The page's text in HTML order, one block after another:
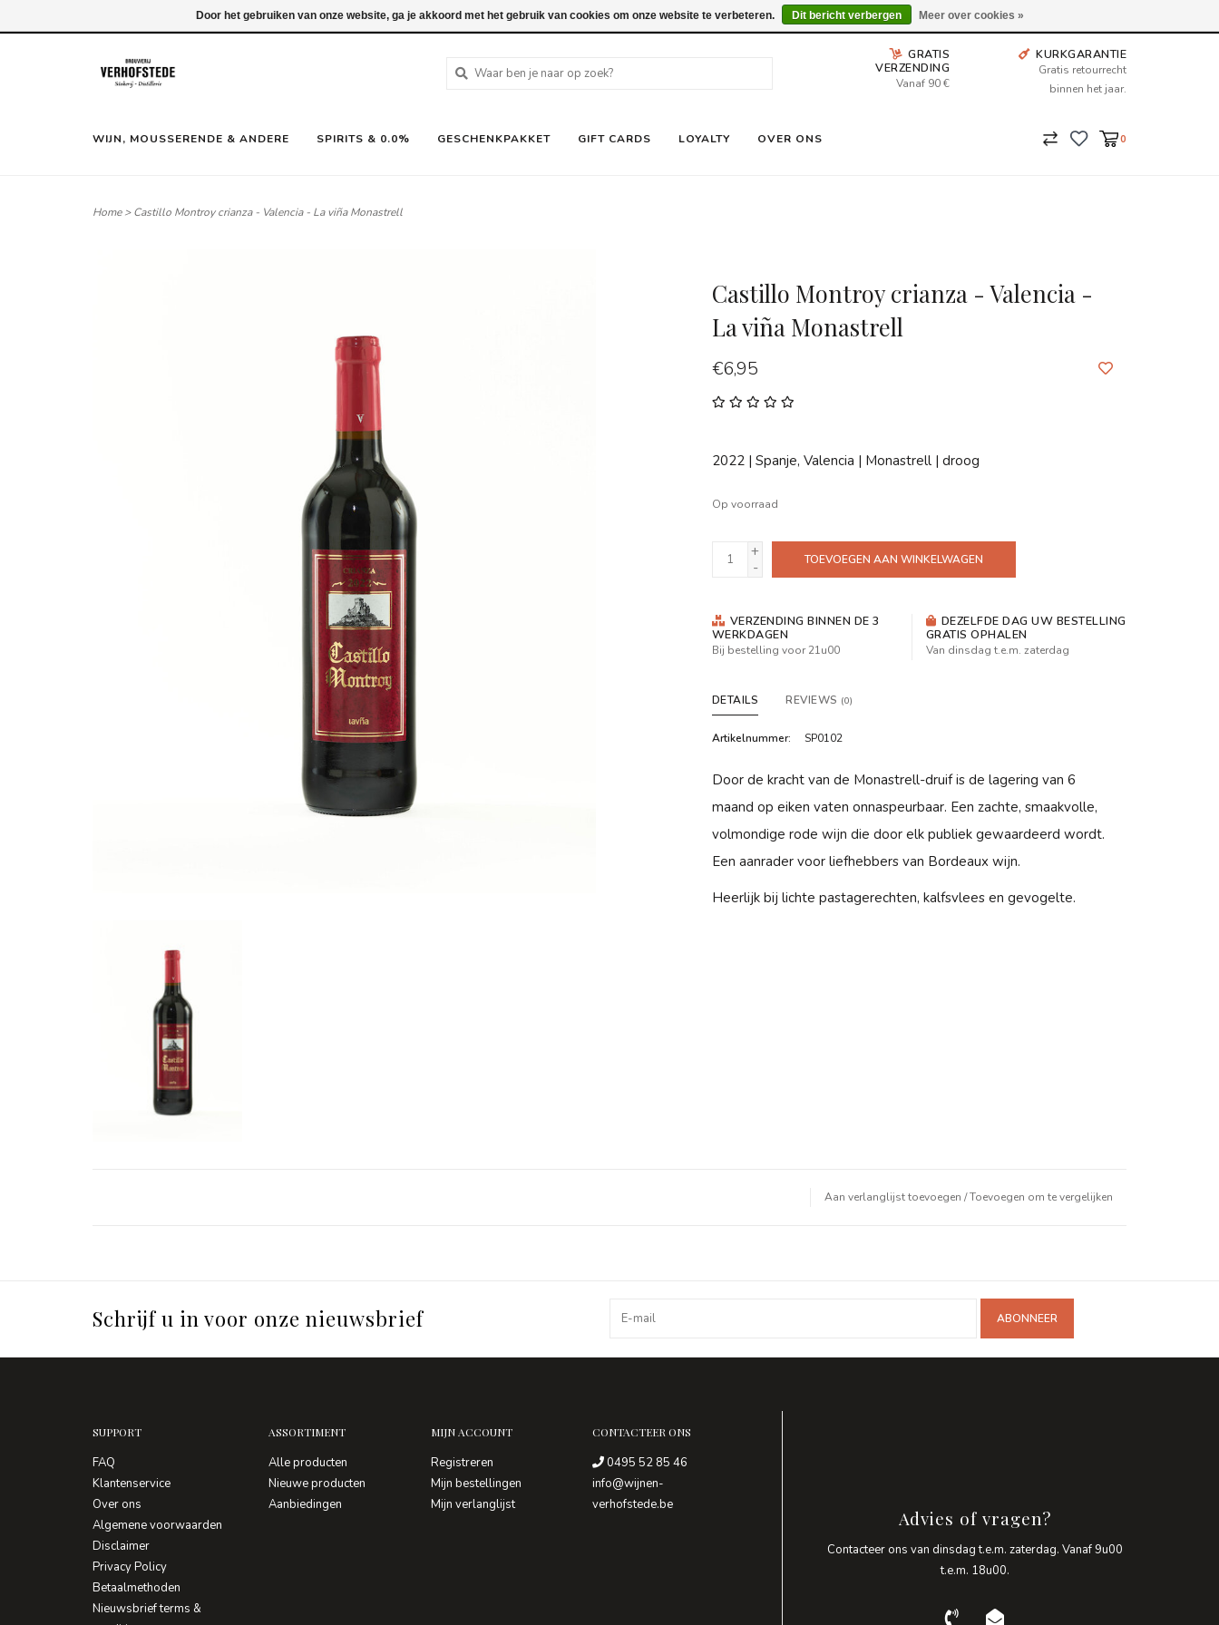
Wij leveren tot aan uw deur. Afhalen is mogelijk.
GRATIS
VERZENDING
Vanaf 90 €
KURKGARANTIE
Gratis retourrecht
binnen het jaar.
WIJN, MOUSSERENDE & ANDERE SPIRITS & 0.0% GESCHENKPAKKET GIFT CARDS LOYALTY OVER ONS 0
Home>Castillo Montroy crianza - Valencia - La viña Monastrell
Castillo Montroy crianza - Valencia -
La viña Monastrell
€6,95
2022 | Spanje, Valencia | Monastrell | droog
Op voorraad
+
-
TOEVOEGEN AAN WINKELWAGEN
VERZENDING BINNEN DE 3
WERKDAGEN
Bij bestelling voor 21u00
DEZELFDE DAG UW BESTELLING
GRATIS OPHALEN
Van dinsdag t.e.m. zaterdag
DETAILS REVIEWS (0)
Artikelnummer: SP0102
Door de kracht van de Monastrell-druif is de lagering van 6
maand op eiken vaten onnaspeurbaar. Een zachte, smaakvolle,
volmondige rode wijn die door elk publiek gewaardeerd wordt.
Een aanrader voor liefhebbers van Bordeaux wijn.
Heerlijk bij lichte pastagerechten, kalfsvlees en gevogelte.
Aan verlanglijst toevoegen /Toevoegen om te vergelijken
Schrijf u in voor onze nieuwsbrief ABONNEER
SUPPORT
FAQ
Klantenservice
Over ons
Algemene voorwaarden
Disclaimer
Privacy Policy
Betaalmethoden
Nieuwsbrief terms &
ASSORTIMENT
Alle producten
Nieuwe producten
Aanbiedingen
MIJN ACCOUNT
Registreren
Mijn bestellingen
Mijn verlanglijst
CONTACTEER ONS
0495 52 85 46
info@wijnen-
verhofstede.be
Advies of vragen?
Contacteer ons van dinsdag t.e.m. zaterdag. Vanaf 9u00
t.e.m. 18u00.
Door het gebruiken van onze website, ga je akkoord met het gebruik van cookies om onze website te verbeteren. Dit bericht verbergen Meer over cookies »